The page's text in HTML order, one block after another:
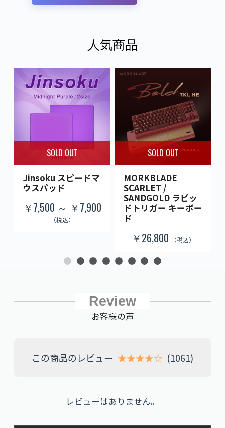
人気商品
SOLD OUT
Jinsoku スピードマ
ウスパッド
￥7,500 ～ ￥7,900
（税込）
SOLD OUT
MORKBLADE
SCARLET /
SANDGOLD ラピッ
ドトリガー キーボー
ド
￥26,800 （税込）
Review
お客様の声
この商品のレビュー ★★★★☆ (1061)
レビューはありません。